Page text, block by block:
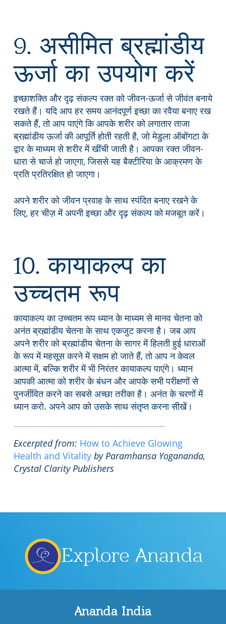
9. असीमित ब्रह्मांडीय
ऊर्जा का उपयोग करें
इच्छाशक्ति और दृढ़ संकल्प रक्त को जीवन-ऊर्जा से जीवंत बनाये
रखते हैं। यदि आप हर समय आनंदपूर्ण इच्छा का रवैया बनाए रख
सकते हैं, तो आप पाएंगे कि आपके शरीर को लगातार ताजा
ब्रह्मांडीय ऊर्जा की आपूर्ति होती रहती है, जो मेडुला ऑबोंगटा के
द्वार के माध्यम से शरीर में खींची जाती है। आपका रक्त जीवन-
धारा से चार्ज हो जाएगा, जिससे यह बैक्टीरिया के आक्रमण के
प्रति प्रतिरक्षित हो जाएगा।
अपने शरीर को जीवन प्रवाह के साथ स्पंदित बनाए रखने के
लिए, हर चीज़ में अपनी इच्छा और दृढ़ संकल्प को मजबूत करें।
10. कायाकल्प का
उच्चतम रूप
कायाकल्प का उच्चतम रूप ध्यान के माध्यम से मानव चेतना को
अनंत ब्रह्मांडीय चेतना के साथ एकजुट करना है। जब आप
अपने शरीर को ब्रह्मांडीय चेतना के सागर में हिलती हुई धाराओं
के रूप में महसूस करने में सक्षम हो जाते हैं, तो आप न केवल
आत्मा में, बल्कि शरीर में भी निरंतर कायाकल्प पाएंगे। ध्यान
आपकी आत्मा को शरीर के बंधन और आपके सभी परीक्षणों से
पुनर्जीवित करने का सबसे अच्छा तरीका है। अनंत के चरणों में
ध्यान करो. अपने आप को उसके साथ संतृप्त करना सीखें।
Excerpted from: How to Achieve Glowing
Health and Vitalityby Paramhansa Yogananda,
Crystal Clarity Publishers
Explore Ananda
Ananda India